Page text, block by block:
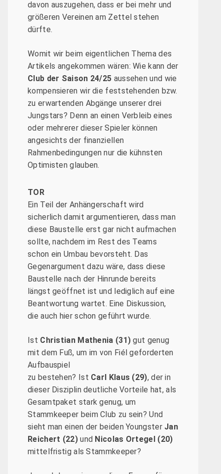
davon auszugehen, dass er bei mehr und
größeren Vereinen am Zettel stehen
dürfte.
Womit wir beim eigentlichen Thema des
Artikels angekommen wären: Wie kann der
Club der Saison 24/25 aussehen und wie
kompensieren wir die feststehenden bzw.
zu erwartenden Abgänge unserer drei
Jungstars? Denn an einen Verbleib eines
oder mehrerer dieser Spieler können
angesichts der finanziellen
Rahmenbedingungen nur die kühnsten
Optimisten glauben.
TOR
Ein Teil der Anhängerschaft wird
sicherlich damit argumentieren, dass man
diese Baustelle erst gar nicht aufmachen
sollte, nachdem im Rest des Teams
schon ein Umbau bevorsteht. Das
Gegenargument dazu wäre, dass diese
Baustelle nach der Hinrunde bereits
längst geöffnet ist und lediglich auf eine
Beantwortung wartet. Eine Diskussion,
die auch hier schon geführt wurde.
Ist Christian Mathenia (31) gut genug
mit dem Fuß, um im von Fiél geforderten
Aufbauspiel
zu bestehen? Ist Carl Klaus (29), der in
dieser Disziplin deutliche Vorteile hat, als
Gesamtpaket stark genug, um
Stammkeeper beim Club zu sein? Und
sieht man einen der beiden Youngster Jan
Reichert (22)und Nicolas Ortegel (20)
mittelfristig als Stammkeeper?